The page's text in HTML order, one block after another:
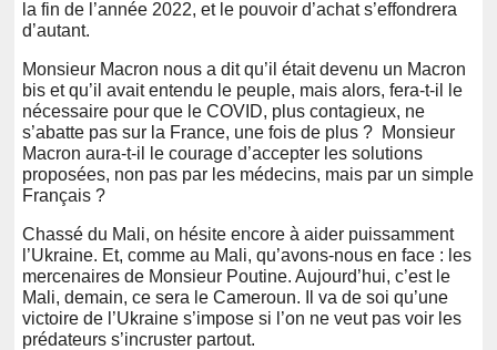
la fin de l’année 2022, et le pouvoir d’achat s’effondrera
d’autant.
Monsieur Macron nous a dit qu’il était devenu un Macron
bis et qu’il avait entendu le peuple, mais alors, fera-t-il le
nécessaire pour que le COVID, plus contagieux, ne
s’abatte pas sur la France, une fois de plus ? Monsieur
Macron aura-t-il le courage d’accepter les solutions
proposées, non pas par les médecins, mais par un simple
Français ?
Chassé du Mali, on hésite encore à aider puissamment
l’Ukraine. Et, comme au Mali, qu’avons-nous en face : les
mercenaires de Monsieur Poutine. Aujourd’hui, c’est le
Mali, demain, ce sera le Cameroun. Il va de soi qu’une
victoire de l’Ukraine s’impose si l’on ne veut pas voir les
prédateurs s’incruster partout.